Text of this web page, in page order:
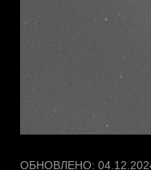
ОБНОВЛЕНО: